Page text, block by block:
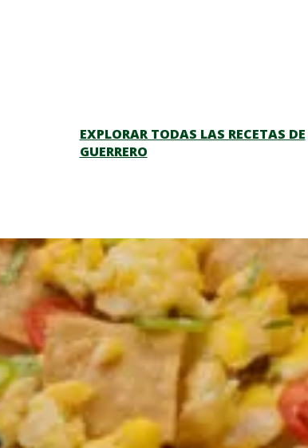
EXPLORAR TODAS LAS RECETAS DE
GUERRERO